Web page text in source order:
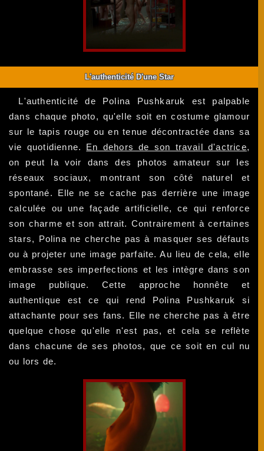
L'authenticité D'une Star
L'authenticité de Polina Pushkaruk est palpable
dans chaque photo, qu'elle soit en costume glamour
sur le tapis rouge ou en tenue décontractée dans sa
vie quotidienne. En dehors de son travail d'actrice,
on peut la voir dans des photos amateur sur les
réseaux sociaux, montrant son côté naturel et
spontané. Elle ne se cache pas derrière une image
calculée ou une façade artificielle, ce qui renforce
son charme et son attrait. Contrairement à certaines
stars, Polina ne cherche pas à masquer ses défauts
ou à projeter une image parfaite. Au lieu de cela, elle
embrasse ses imperfections et les intègre dans son
image publique. Cette approche honnête et
authentique est ce qui rend Polina Pushkaruk si
attachante pour ses fans. Elle ne cherche pas à être
quelque chose qu'elle n'est pas, et cela se reflète
dans chacune de ses photos, que ce soit en cul nu
ou lors de.